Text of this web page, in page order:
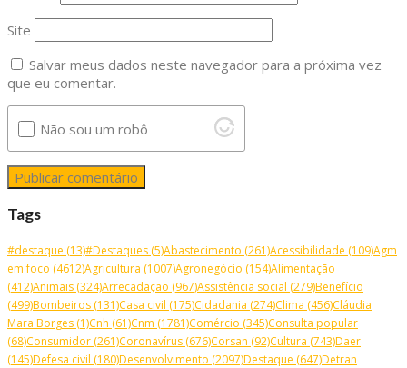
Site
Salvar meus dados neste navegador para a próxima vez
que eu comentar.
Não sou um robô
Tags
#destaque (13)#Destaques (5)Abastecimento (261)Acessibilidade (109)Agm
em foco (4612)Agricultura (1007)Agronegócio (154)Alimentação
(412)Animais (324)Arrecadação (967)Assistência social (279)Benefício
(499)Bombeiros (131)Casa civil (175)Cidadania (274)Clima (456)Cláudia
Mara Borges (1)Cnh (61)Cnm (1781)Comércio (345)Consulta popular
(68)Consumidor (261)Coronavírus (676)Corsan (92)Cultura (743)Daer
(145)Defesa civil (180)Desenvolvimento (2097)Destaque (647)Detran